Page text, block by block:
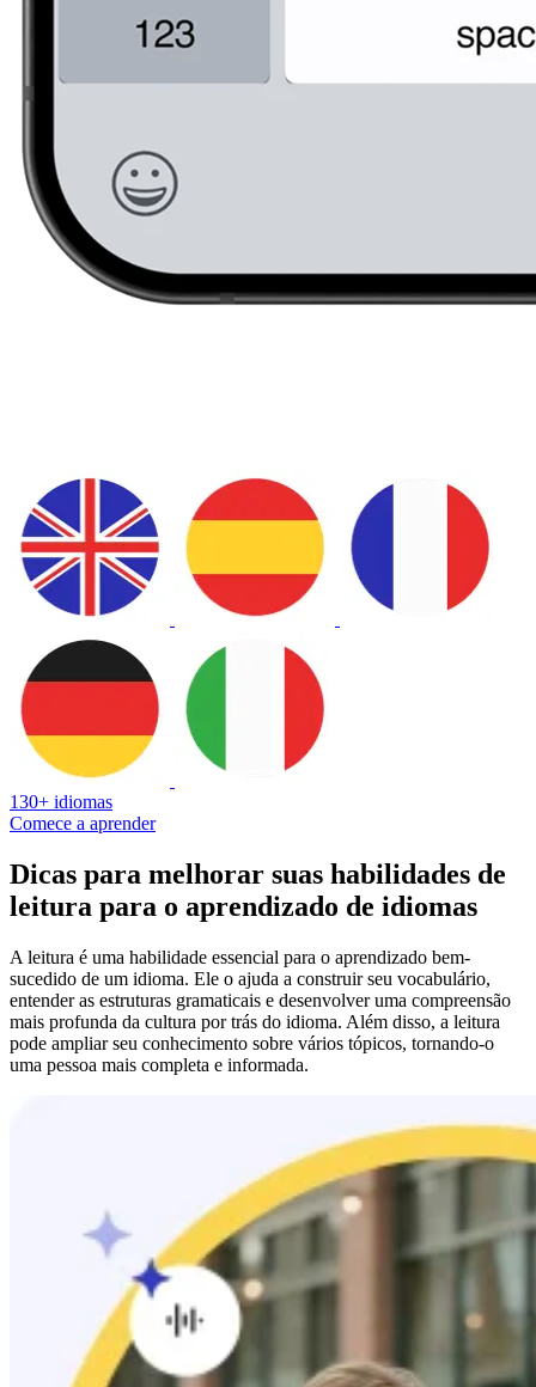
130+ idiomas
Comece a aprender
Dicas para melhorar suas habilidades de
leitura para o aprendizado de idiomas
A leitura é uma habilidade essencial para o aprendizado bem-
sucedido de um idioma. Ele o ajuda a construir seu vocabulário,
entender as estruturas gramaticais e desenvolver uma compreensão
mais profunda da cultura por trás do idioma. Além disso, a leitura
pode ampliar seu conhecimento sobre vários tópicos, tornando-o
uma pessoa mais completa e informada.